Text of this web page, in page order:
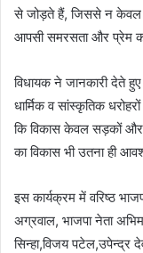
से जोड़ते हैं, जिससे न केवल
आपसी समरसता और प्रेम का
विधायक ने जानकारी देते
धार्मिक व सांस्कृतिक
कि विकास केवल सड़कों और
का विकास भी उतना ही
इस कार्यक्रम में वरिष्ठ
अग्रवाल, भाजपा नेता
सिन्हा,विजय पटेल,उपेन्द्र